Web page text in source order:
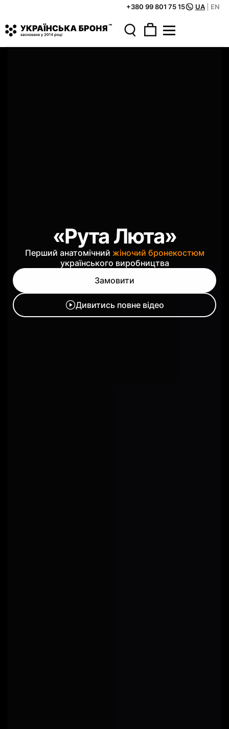
+380 99 801 75 15 UA EN
«Рута Люта»
жіночий бронежилет
Перший анатомічний жіночий бронекостюм
українського виробництва
Замовити
Дивитись повне відео